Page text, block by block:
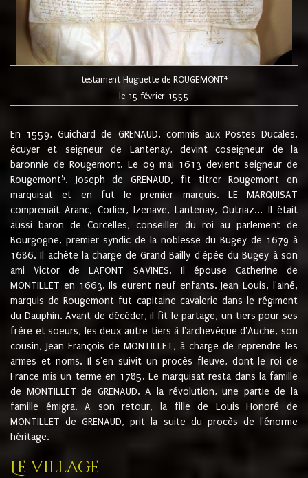
testament Huguette de ROUGEMONT4
le 15 février 1555
En 1559, Guichard de GRENAUD, commis aux Postes Ducales,
écuyer et seigneur de Lantenay, devint coseigneur de la
baronnie de Rougemont. Le 09 mai 1613 devient seigneur de
Rougemont5. Joseph de GRENAUD, fit titrer Rougemont en
marquisat et en fut le premier marquis. LE MARQUISAT
comprenait Aranc, Corlier, Izenave, Lantenay, Outriaz... Il était
aussi baron de Corcelles, conseiller du roi au parlement de
Bourgogne, premier syndic de la noblesse du Bugey de 1679 à
1686. Il achète la charge de Grand Bailly d'épée du Bugey à son
ami Victor de LAFONT SAVINES. Il épouse Catherine de
MONTILLET en 1663. Ils eurent neuf enfants. Jean Louis, l'ainé,
marquis de Rougemont fut capitaine cavalerie dans le régiment
du Dauphin. Avant de décéder, il fit le partage, un tiers pour ses
frère et soeurs, les deux autre tiers à l'archevêque d'Auche, son
cousin, Jean François de MONTILLET, à charge de reprendre les
armes et noms. Il s'en suivit un procès fleuve, dont le roi de
France mis un terme en 1785. Le marquisat resta dans la famille
de MONTILLET de GRENAUD. A la révolution, une partie de la
famille émigra. A son retour, la fille de Louis Honoré de
MONTILLET de GRENAUD, prit la suite du procès de l'énorme
héritage.
Le village